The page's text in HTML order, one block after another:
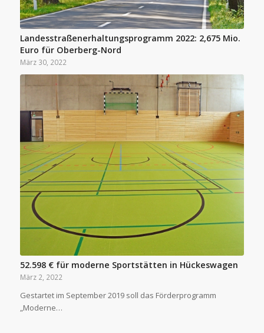
Landesstraßenerhaltungsprogramm 2022: 2,675 Mio.
Euro für Oberberg-Nord
März 30, 2022
52.598 € für moderne Sportstätten in Hückeswagen
März 2, 2022
Gestartet im September 2019 soll das Förderprogramm
„Moderne…